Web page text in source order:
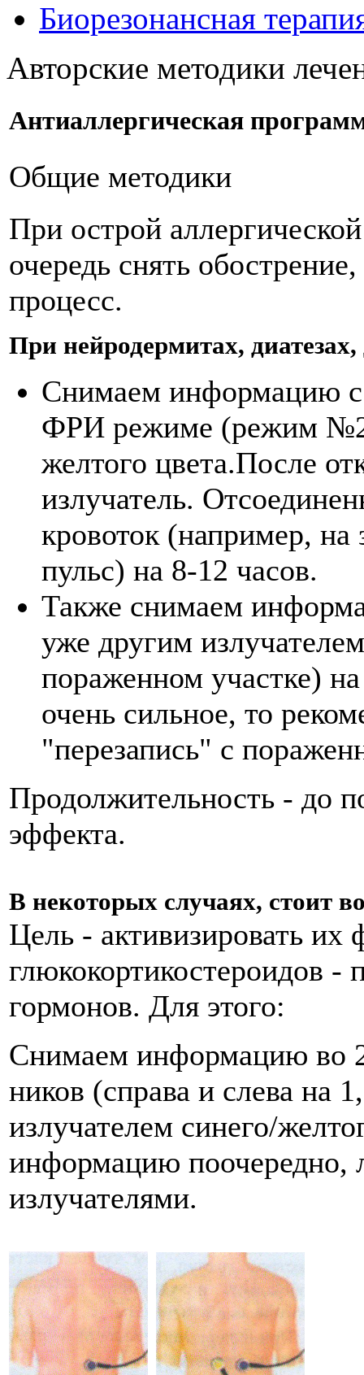
Биорезонансная
Авторские методики
Антиаллергическая
Общие методики
При острой
очередь снять
процесс.
При нейродермитах,
Снимаем информацию с
ФРИ режиме (режим №2)
желтого цвета.После
излучатель.
кровоток (напри­мер, на
пульс) на 8-12 ча­сов.
Также снимаем
уже другим
пораженном участке)
очень сильное, то
"перезапись" с
Продолжительность - до
эффекта.
В некоторых случаях, стоит
Цель - активизировать
глюкокортикостероидов -
гормонов. Для этого:
Снимаем информацию во
ников (справа и слева на
излучателем синего/
информацию по­очередно,
излучателями.